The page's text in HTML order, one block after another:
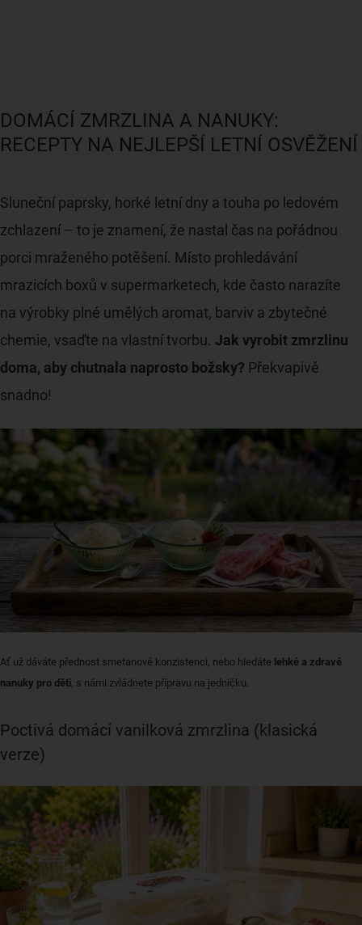
DOMÁCÍ ZMRZLINA A NANUKY:
RECEPTY NA NEJLEPŠÍ LETNÍ OSVĚŽENÍ
Sluneční paprsky, horké letní dny a touha po ledovém
zchlazení – to je znamení, že nastal čas na pořádnou
porci mraženého potěšení. Místo prohledávání
mrazicích boxů v supermarketech, kde často narazíte
na výrobky plné umělých aromat, barviv a zbytečné
chemie, vsaďte na vlastní tvorbu. Jak vyrobit zmrzlinu
doma, aby chutnala naprosto božsky? Překvapivě
snadno!
Ať už dáváte přednost smetanové konzistenci, nebo hledáte lehké a zdravé
nanuky pro děti, s námi zvládnete přípravu na jedničku.
Poctivá domácí vanilková zmrzlina (klasická
verze)